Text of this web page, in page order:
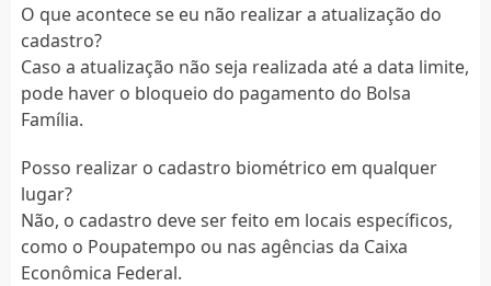
O que acontece se eu não realizar a atualização do
cadastro?
Caso a atualização não seja realizada até a data limite,
pode haver o bloqueio do pagamento do Bolsa
Família.
Posso realizar o cadastro biométrico em qualquer
lugar?
Não, o cadastro deve ser feito em locais específicos,
como o Poupatempo ou nas agências da Caixa
Econômica Federal.